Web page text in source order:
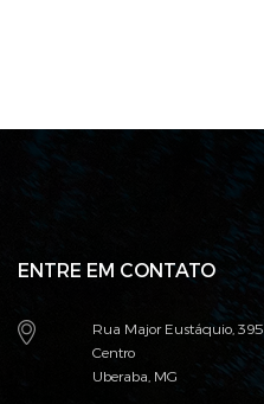
ENTRE EM CONTATO
Rua Major Eustáquio, 395
Centro
Uberaba, MG